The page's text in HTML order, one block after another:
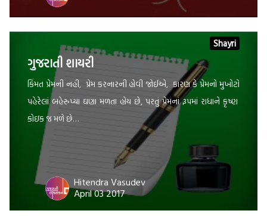
Shayri
ગુજરાતી શાયરી
કિંમત પ્રેમની નહી, પ્રેમ કરનારની હોવી જોઈએ, કારણ કે પ્રેમનો મુખોટો
પહેરેલાં બહેરુપ્યા ઘણા મળતા હોય છે, પરતું પ્રેમનાં રૂપમાં રાધાને કૃષ્ણ
કોઇક જ મળે છે…
Hitendra Vasudev
April 03 2017